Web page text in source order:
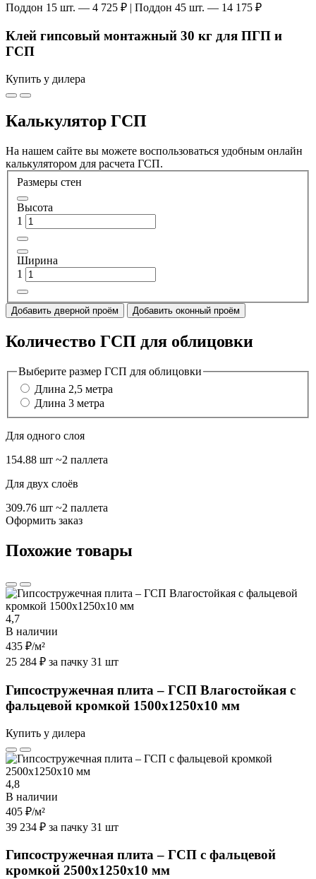
Поддон 15 шт. — 4 725 ₽ | Поддон 45 шт. — 14 175 ₽
Клей гипсовый монтажный 30 кг для ПГП и
ГСП
Купить у дилера
Калькулятор ГСП
На нашем сайте вы можете воспользоваться удобным онлайн
калькулятором для расчета ГСП.
Размеры стен
Высота
1
Ширина
1
Добавить дверной проём Добавить оконный проём
Количество ГСП для облицовки
Выберите размер ГСП для облицовки
Длина 2,5 метра
Длина 3 метра
Для одного слоя
154.88 шт ~2 паллета
Для двух слоёв
309.76 шт ~2 паллета
Оформить заказ
Похожие товары
4,7
В наличии
435 ₽/м²
25 284 ₽ за пачку 31 шт
Гипсостружечная плита – ГСП Влагостойкая с
фальцевой кромкой 1500х1250х10 мм
Купить у дилера
4,8
В наличии
405 ₽/м²
39 234 ₽ за пачку 31 шт
Гипсостружечная плита – ГСП с фальцевой
кромкой 2500х1250х10 мм